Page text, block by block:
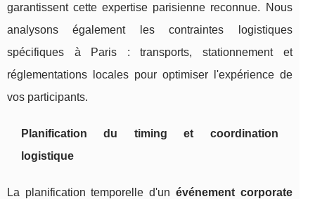
garantissent cette expertise parisienne reconnue. Nous
analysons également les contraintes logistiques
spécifiques à Paris : transports, stationnement et
réglementations locales pour optimiser l'expérience de
vos participants.
Planification du timing et coordination
logistique
La planification temporelle d'un événement corporate